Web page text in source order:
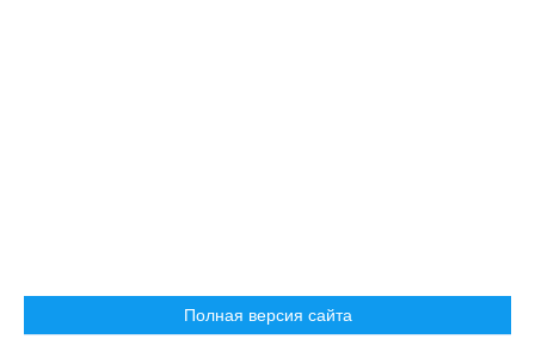
Полная версия сайта